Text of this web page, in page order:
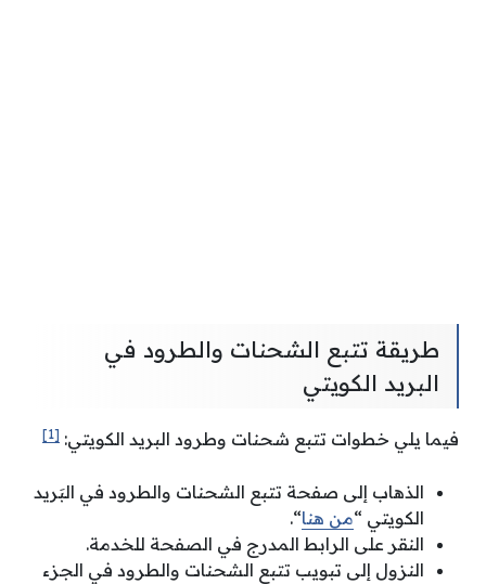
طريقة تتبع الشحنات والطرود في
البريد الكويتي
فيما يلي خطوات تتبع شحنات وطرود البريد الكويتي: [1]
الذهاب إلى صفحة تتبع الشحنات والطرود في البَريد
الكويتي “من هنا“.
النقر على الرابط المدرج في الصفحة للخدمة.
النزول إلى تبويب تتبع الشحنات والطرود في الجزء